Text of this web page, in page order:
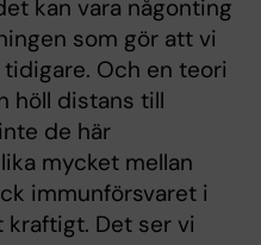
kan vara någonting
som gör att vi
Och en teori
höll distans till
de här
mycket mellan
immunförsvaret i
Det ser vi